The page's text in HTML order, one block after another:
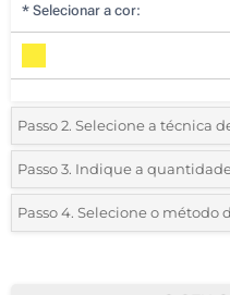
* Selecionar a cor:
Passo 2. Selecione a técnica
*Selecione o tipo de marcação
1 Cor (Num lado)
Passo 3. Indique a
*Quantidade mínima:25
Passo 4. Selecione o método